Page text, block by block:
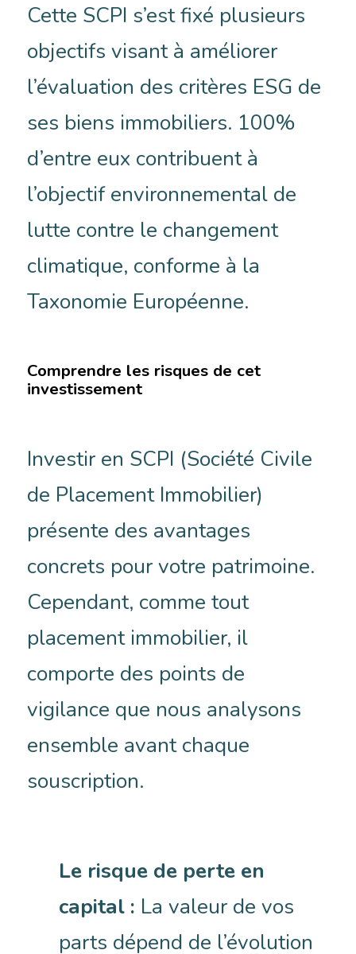
Cette SCPI s’est fixé plusieurs
objectifs visant à améliorer
l’évaluation des critères ESG de
ses biens immobiliers. 100%
d’entre eux contribuent à
l’objectif environnemental de
lutte contre le changement
climatique, conforme à la
Taxonomie Européenne.
Comprendre les risques de cet
investissement
Investir en SCPI (Société Civile
de Placement Immobilier)
présente des avantages
concrets pour votre patrimoine.
Cependant, comme tout
placement immobilier, il
comporte des points de
vigilance que nous analysons
ensemble avant chaque
souscription.
Le risque de perte en
capital : La valeur de vos
parts dépend de l’évolution